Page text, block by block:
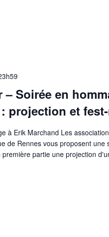
– Soirée en
projection et
à Erik Marchand Les
de Rennes vous proposent une
partie une projection